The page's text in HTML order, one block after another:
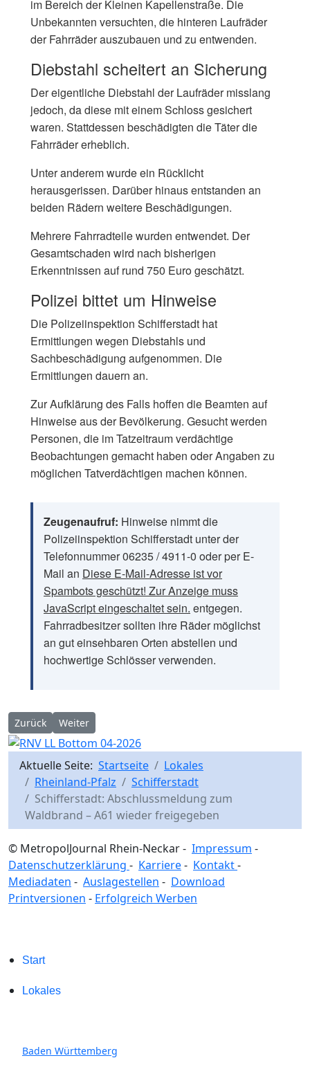
im Bereich der Kleinen Kapellenstraße. Die
Unbekannten versuchten, die hinteren Laufräder
der Fahrräder auszubauen und zu entwenden.
Diebstahl scheitert an Sicherung
Der eigentliche Diebstahl der Laufräder misslang
jedoch, da diese mit einem Schloss gesichert
waren. Stattdessen beschädigten die Täter die
Fahrräder erheblich.
Unter anderem wurde ein Rücklicht
herausgerissen. Darüber hinaus entstanden an
beiden Rädern weitere Beschädigungen.
Mehrere Fahrradteile wurden entwendet. Der
Gesamtschaden wird nach bisherigen
Erkenntnissen auf rund 750 Euro geschätzt.
Polizei bittet um Hinweise
Die Polizeiinspektion Schifferstadt hat
Ermittlungen wegen Diebstahls und
Sachbeschädigung aufgenommen. Die
Ermittlungen dauern an.
Zur Aufklärung des Falls hoffen die Beamten auf
Hinweise aus der Bevölkerung. Gesucht werden
Personen, die im Tatzeitraum verdächtige
Beobachtungen gemacht haben oder Angaben zu
möglichen Tatverdächtigen machen können.
Zeugenaufruf: Hinweise nimmt die
Polizeiinspektion Schifferstadt unter der
Telefonnummer 06235 / 4911-0 oder per E-
Mail an Diese E-Mail-Adresse ist vor
Spambots geschützt! Zur Anzeige muss
JavaScript eingeschaltet sein. entgegen.
Fahrradbesitzer sollten ihre Räder möglichst
an gut einsehbaren Orten abstellen und
hochwertige Schlösser verwenden.
Vorheriger Beitrag: Schifferstadt: Drei Fahrzeuge in Unfall
Zurück Nächster Beitrag: Schifferstadt: Polizei verhindert
Weiter
Aktuelle Seite: Startseite
Lokales
Rheinland-Pfalz
Schifferstadt
Schifferstadt: Abschlussmeldung zum
Waldbrand – A61 wieder freigegeben
© MetropolJournal Rhein-Neckar - Impressum -
Datenschutzerklärung - Karriere- Kontakt-
Mediadaten - Auslagestellen - Download
Printversionen - Erfolgreich Werben
Start
Lokales
Baden Württemberg